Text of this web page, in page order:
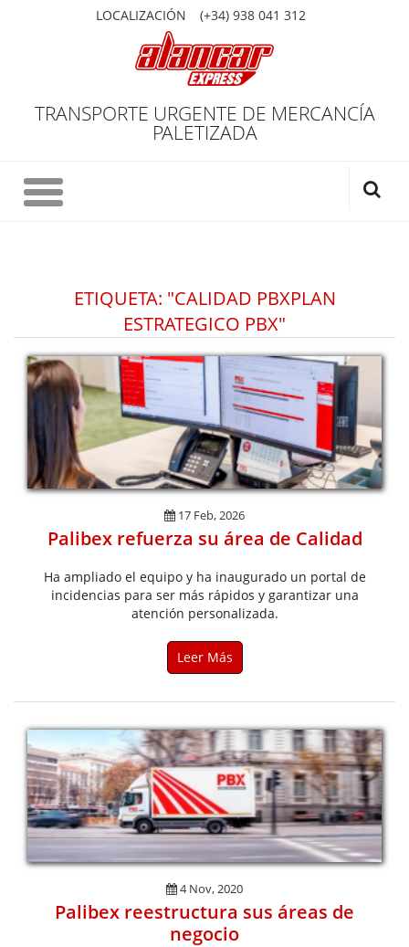
LOCALIZACIÓN (+34) 938 041 312
TRANSPORTE URGENTE DE MERCANCÍA
PALETIZADA
ETIQUETA: "CALIDAD PBXPLAN
ESTRATEGICO PBX"
17 Feb, 2026
Palibex refuerza su área de Calidad
Ha ampliado el equipo y ha inaugurado un portal de
incidencias para ser más rápidos y garantizar una
atención personalizada.
Leer Más
4 Nov, 2020
Palibex reestructura sus áreas de
negocio